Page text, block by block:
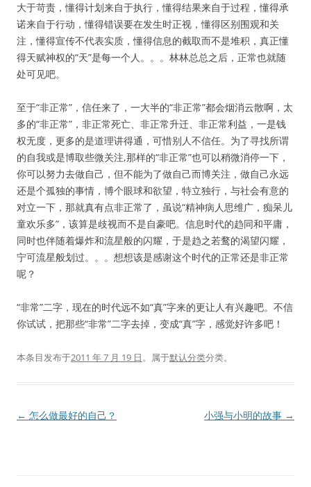
大于苛责，懂得计划来自于执行，懂得结果来自于过程，懂得承
诺来自于行动，懂得错误要在发生时正视，懂得区别围观和关
注，懂得宣传不代表实质，懂得信息的截取而不是堆积，真正懂
得天赋神权的“天”是每一个人。。。林林总总之后，正常也就随
处可见吧。
至于“非正常”，信任来了，一大半的“非正常”都会烟消云散啊，太
多的“非正常”，非正常死亡、非正常升迁、非正常利益，一是钱
权无度，更多的是道理讲得通，可惜别人不信任。为了寻找所谓
的自我或是博取些微关注,那样的“非正常”也可以稍微消停一下，
你可以努力去做自己，但不能为了做自己而博关注，做自己永远
还是个孤独的事情，博个眼球和欲望，特立独行，与社会有意的
对立一下，那就真有点非正常了，虽说“精神病人思维广，痴呆儿
童欢乐多”，该算是歧视而不是自豪吧。信息时代的趋同和平庸，
同时也伴随着爆炸和流星般的闪耀，于是趋之若鹜的渴望闪耀，
宁可流星般划过。。。想想该是感谢这个时代的正常还是非正常
呢？
“非常”二字，现在的时代远不如“真”字来的更让人有兴趣吧。不信
你试试，把那些“非常”二字去掉，变成“真”字，感觉好许多吧！
本条目发布于2011 年 7 月 19 日。属于默认分类分类。
文
← 怎么做最好的自己？ 小强与小明的故事 →